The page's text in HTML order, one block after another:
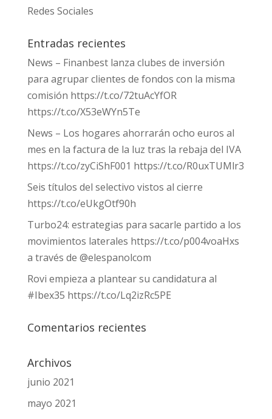
Redes Sociales
Entradas recientes
News – Finanbest lanza clubes de inversión
para agrupar clientes de fondos con la misma
comisión https://t.co/72tuAcYfOR
https://t.co/X53eWYn5Te
News – Los hogares ahorrarán ocho euros al
mes en la factura de la luz tras la rebaja del IVA
https://t.co/zyCiShF001 https://t.co/R0uxTUMlr3
Seis títulos del selectivo vistos al cierre
https://t.co/eUkgOtf90h
Turbo24: estrategias para sacarle partido a los
movimientos laterales https://t.co/p004voaHxs
a través de @elespanolcom
Rovi empieza a plantear su candidatura al
#Ibex35 https://t.co/Lq2izRc5PE
Comentarios recientes
Archivos
junio 2021
mayo 2021